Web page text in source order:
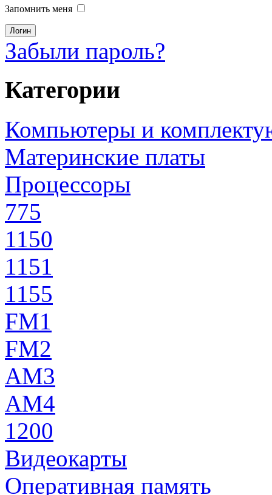
Запомнить меня
Забыли пароль?
Категории
Компьютеры и
Материнские платы
Процессоры
775
1150
1151
1155
FM1
FM2
AM3
AM4
1200
Видеокарты
Оперативная память